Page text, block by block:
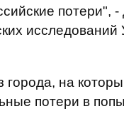
потери", -
города, на
потери в